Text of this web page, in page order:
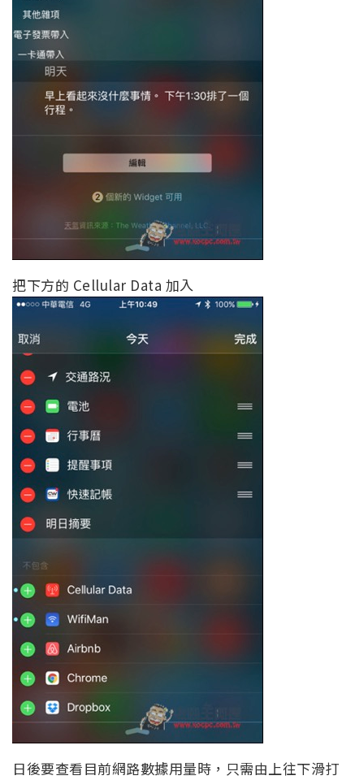
把下方的 Cellular Data 加入
日後要查看目前網路數據用量時，只需由上往下滑打